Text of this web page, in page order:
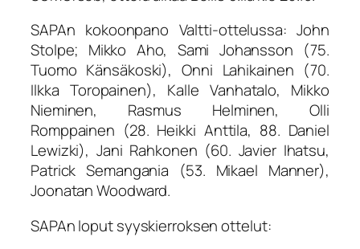
SAPAn kokoonpano Valtti-ottelussa: John
Stolpe; Mikko Aho, Sami Johansson (75.
Tuomo Känsäkoski), Onni Lahikainen (70.
Ilkka Toropainen), Kalle Vanhatalo, Mikko
Nieminen, Rasmus Helminen, Olli
Romppainen (28. Heikki Anttila, 88. Daniel
Lewizki), Jani Rahkonen (60. Javier Ihatsu,
Patrick Semangania (53. Mikael Manner),
Joonatan Woodward.
SAPAn loput syyskierroksen ottelut: